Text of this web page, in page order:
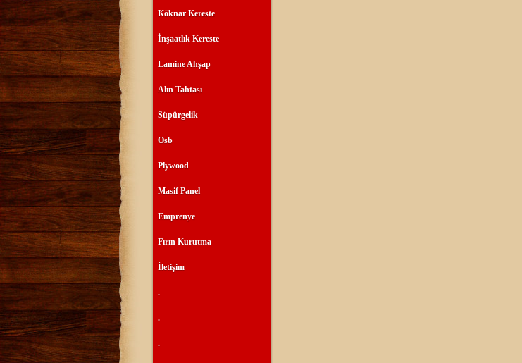
Köknar Kereste
İnşaatlık Kereste
Lamine Ahşap
Alın Tahtası
Süpürgelik
Osb
Plywood
Masif Panel
Emprenye
Fırın Kurutma
İletişim
.
.
.